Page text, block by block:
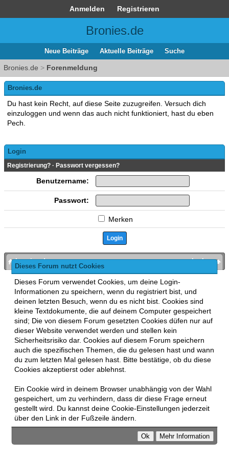
Anmelden Registrieren
Bronies.de
Neue Beiträge Aktuelle Beiträge Suche
Bronies.de > Forenmeldung
Dieses Forum nutzt Cookies
Dieses Forum verwendet Cookies, um deine Login-
Informationen zu speichern, wenn du registriert bist, und
deinen letzten Besuch, wenn du es nicht bist. Cookies sind
kleine Textdokumente, die auf deinem Computer gespeichert
sind; Die von diesem Forum gesetzten Cookies düfen nur auf
dieser Website verwendet werden und stellen kein
Sicherheitsrisiko dar. Cookies auf diesem Forum speichern
auch die spezifischen Themen, die du gelesen hast und wann
du zum letzten Mal gelesen hast. Bitte bestätige, ob du diese
Cookies akzeptierst oder ablehnst.
Ein Cookie wird in deinem Browser unabhängig von der Wahl
gespeichert, um zu verhindern, dass dir diese Frage erneut
gestellt wird. Du kannst deine Cookie-Einstellungen jederzeit
über den Link in der Fußzeile ändern.
Bronies.de
Du hast kein Recht, auf diese Seite zuzugreifen. Versuch dich
einzuloggen und wenn das auch nicht funktioniert, hast du eben
Pech.
Login
Registrierung? · Passwort vergessen?
Benutzername:
Passwort:
Merken
nach oben
bronies.de
MyBB , mobile Fassung: MyBB GoMobile
Zur Desktop-Version wechseln
This forum usesLukasz TkaczMyBB addons.